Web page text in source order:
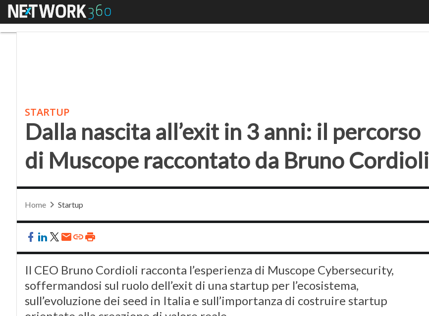
Menu
STARTUP
Dalla nascita all’exit in 3 anni: il percorso
di Muscope raccontato da Bruno Cordioli
Home Startup
Il CEO Bruno Cordioli racconta l’esperienza di Muscope Cybersecurity,
soffermandosi sul ruolo dell’exit di una startup per l’ecosistema,
sull’evoluzione dei seed in Italia e sull’importanza di costruire startup